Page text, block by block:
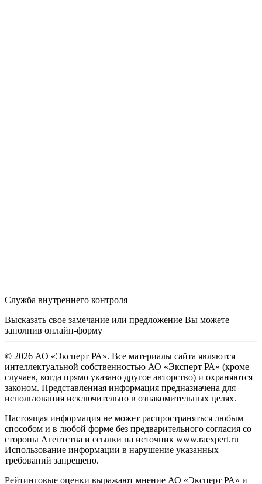
Служба внутреннего контроля
Высказать свое замечание или предложение Вы можете
заполнив онлайн-форму
© 2026 АО «Эксперт РА». Все материалы сайта являются
интеллектуальной собственностью АО «Эксперт РА» (кроме
случаев, когда прямо указано другое авторство) и охраняются
законом. Представленная информация предназначена для
использования исключительно в ознакомительных целях.
Настоящая информация не может распространяться любым
способом и в любой форме без предварительного согласия со
стороны Агентства и ссылки на источник www.raexpert.ru
Использование информации в нарушение указанных
требований запрещено.
Рейтинговые оценки выражают мнение АО «Эксперт РА» и